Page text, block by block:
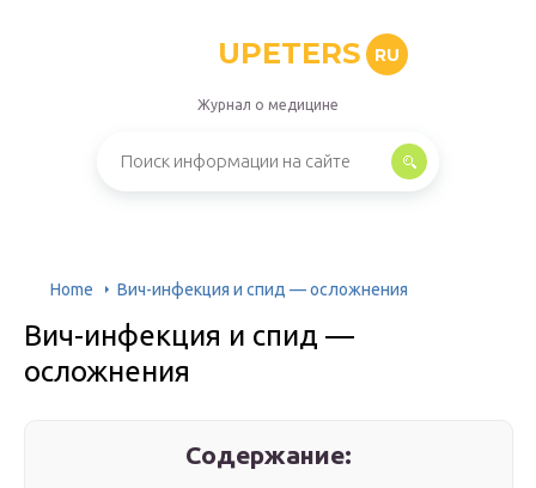
UPETERS RU
Журнал о медицине
Home Вич-инфекция и спид — осложнения
Вич-инфекция и спид —
осложнения
Содержание: